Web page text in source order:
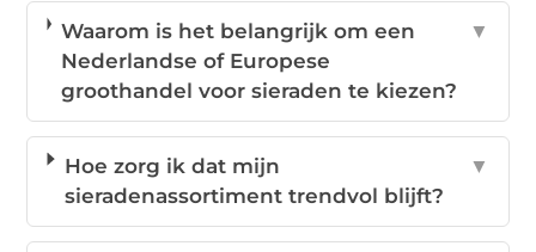
Waarom is het belangrijk om een
Nederlandse of Europese
groothandel voor sieraden te kiezen?
▼
Hoe zorg ik dat mijn
sieradenassortiment trendvol blijft?
▼